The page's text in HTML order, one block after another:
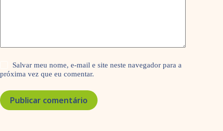
Salvar meu nome, e-mail e site neste navegador para a
próxima vez que eu comentar.
Publicar comentário